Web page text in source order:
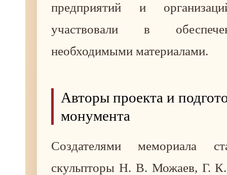
предприятий и
участвовали в
необходимыми материалами.
Авторы проекта и
монумента
Создателями мемориала
скульпторы Н. В. Можаев, Г.